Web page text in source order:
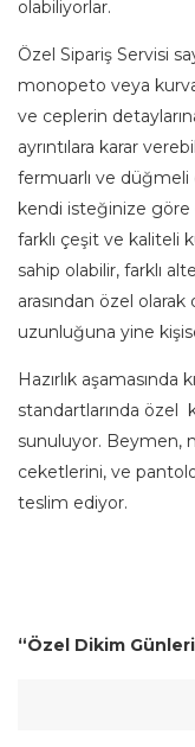
olabiliyorlar.
Özel Sipariş Servisi
monopeto veya
ve ceplerin
ayrıntılara karar
fermuarlı ve düğmeli
kendi isteğinize göre
farklı çeşit ve kaliteli
sahip olabilir, farklı
arasından özel
uzunluğuna yine
Hazırlık
standartlarında özel
sunuluyor. Beymen,
ceketlerini, ve
teslim ediyor.
“Özel Dikim